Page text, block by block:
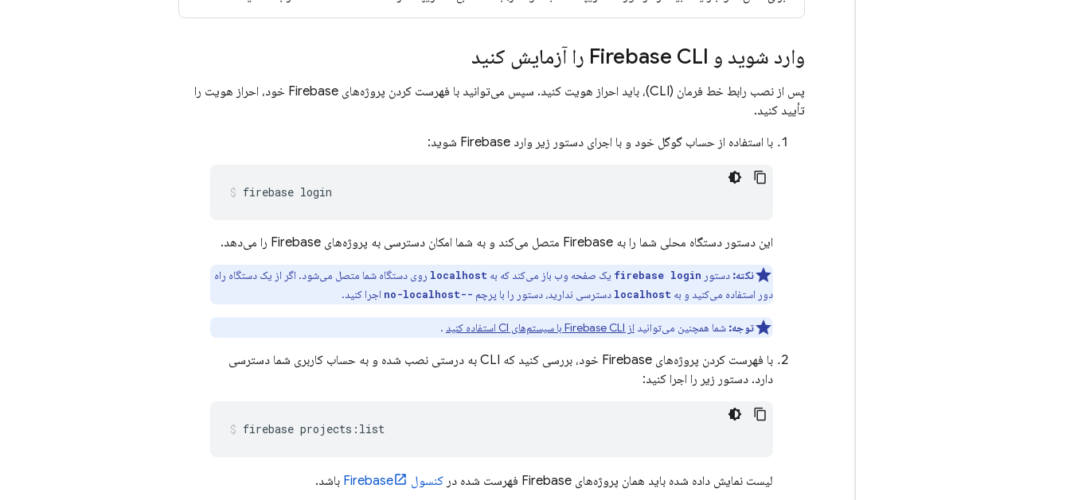
وارد شوید و Firebase CLI را آزمایش کنید
پس از نصب رابط خط فرمان (CLI)، باید احراز هویت کنید. سپس می‌توانید با فهرست کردن پروژه‌های Firebase خود، احراز هویت را
تأیید کنید.
با استفاده از حساب گوگل خود و با اجرای دستور زیر وارد Firebase شوید:
firebase login
این دستور دستگاه محلی شما را به Firebase متصل می‌کند و به شما امکان دسترسی به پروژه‌های Firebase را می‌دهد.
نکته: دستور firebase login یک صفحه وب باز می‌کند که بهlocalhost روی دستگاه شما متصل می‌شود. اگر از یک دستگاه راه
دور استفاده می‌کنید و به localhost دسترسی ندارید، دستور را با پرچم --no-localhost اجرا کنید.
توجه: شما همچنین می‌توانید از FirebaseCLI با سیستم‌های CI استفاده کنید .
با فهرست کردن پروژه‌های Firebase خود، بررسی کنید که CLI به درستی نصب شده و به حساب کاربری شما دسترسی
دارد. دستور زیر را اجرا کنید:
firebase projects:list
لیست نمایش داده شده باید همان پروژه‌های Firebase فهرست شده در کنسول Firebase باشد.